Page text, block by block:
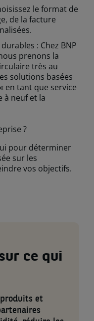
le format de
de la facture
: Chez BNP
prenons la
très au
solutions basées
en tant que service
à neuf et la
?
pour déterminer
sur les
vos objectifs.
ce qui
produits et